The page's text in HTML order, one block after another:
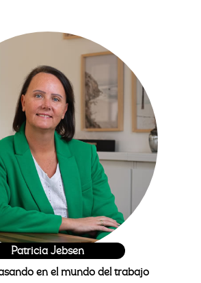
Patricia Jebsen
en el mundo del trabajo